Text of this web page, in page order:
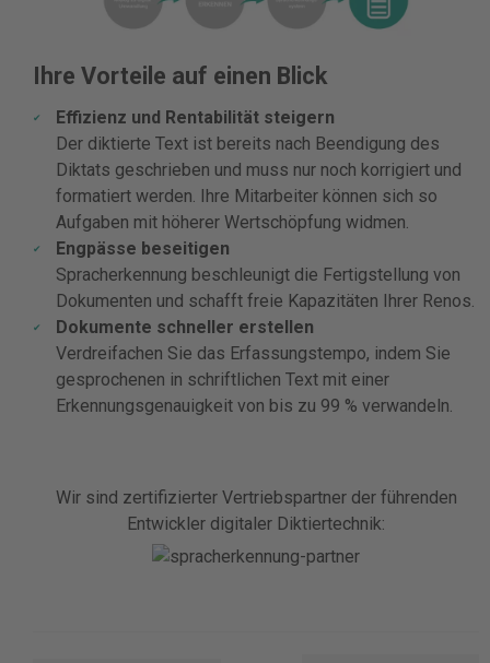
Ihre Vorteile auf einen Blick
Effizienz und Rentabilität steigern
Der diktierte Text ist bereits nach Beendigung des
Diktats geschrieben und muss nur noch korrigiert und
formatiert werden. Ihre Mitarbeiter können sich so
Aufgaben mit höherer Wertschöpfung widmen.
Engpässe beseitigen
Spracherkennung beschleunigt die Fertigstellung von
Dokumenten und schafft freie Kapazitäten Ihrer Renos.
Dokumente schneller erstellen
Verdreifachen Sie das Erfassungstempo, indem Sie
gesprochenen in schriftlichen Text mit einer
Erkennungsgenauigkeit von bis zu 99 % verwandeln.
Wir sind zertifizierter Vertriebspartner der führenden
Entwickler digitaler Diktiertechnik: